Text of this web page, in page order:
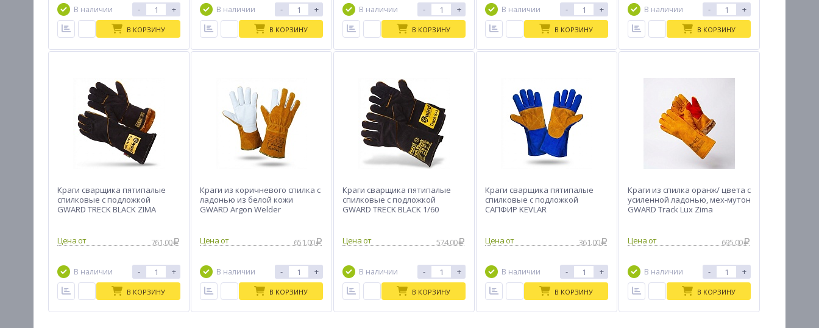
В наличии - +
В КОРЗИНУ
В наличии - +
В КОРЗИНУ
В наличии - +
В КОРЗИНУ
В наличии - +
В КОРЗИНУ
В наличии - +
В КОРЗИНУ
Краги сварщика пятипалые
спилковые с подложкой
GWARD TRECK BLACK ZIMA
Цена от 761.00
В наличии - +
В КОРЗИНУ
Краги из коричневого спилка с
ладонью из белой кожи
GWARD Argon Welder
Цена от 651.00
В наличии - +
В КОРЗИНУ
Краги сварщика пятипалые
спилковые с подложкой
GWARD TRECK BLACK 1/60
Цена от 574.00
В наличии - +
В КОРЗИНУ
Краги сварщика пятипалые
спилковые с подложкой
САПФИР KEVLAR
Цена от 361.00
В наличии - +
В КОРЗИНУ
Краги из спилка оранж/ цвета с
усиленной ладонью, мех-мутон
GWARD Track Lux Zima
Цена от 695.00
В наличии - +
В КОРЗИНУ